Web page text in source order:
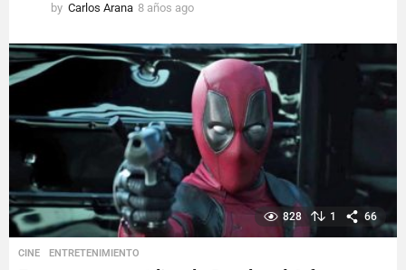
by Carlos Arana 8 años ago
ñ
o
s
a
o
828 1 66
CINE ,ENTRETENIMIENTO